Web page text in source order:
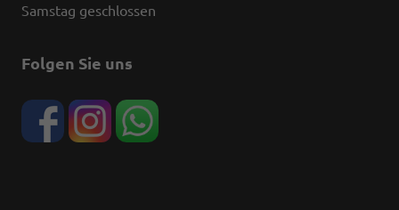
Samstag geschlossen
Folgen Sie uns